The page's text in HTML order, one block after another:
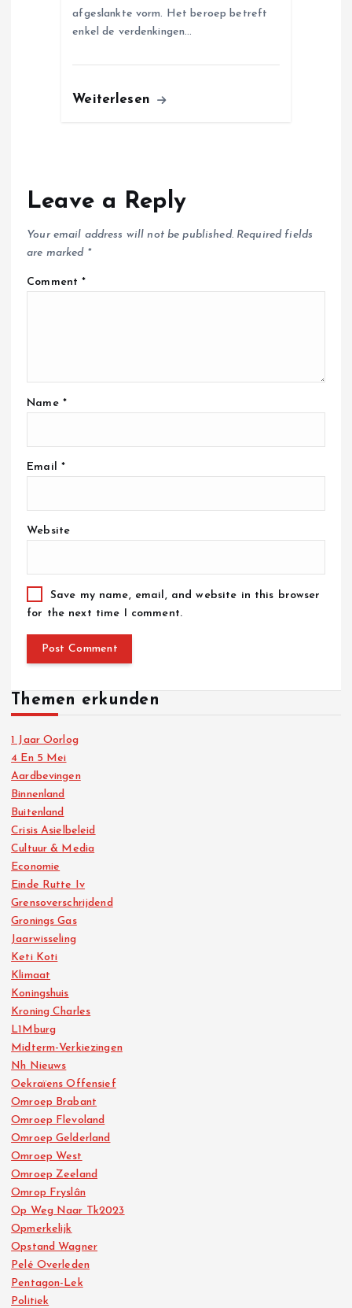
afgeslankte vorm. Het beroep betreft
enkel de verdenkingen…
Weiterlesen
Leave a Reply
Your email address will not be published. Required fields
are marked *
Comment*
Name *
Email *
Website
Save my name, email, and website in this browser
for the next time I comment.
Themen erkunden
1 Jaar Oorlog
4 En 5 Mei
Aardbevingen
Binnenland
Buitenland
Crisis Asielbeleid
Cultuur & Media
Economie
Einde Rutte Iv
Grensoverschrijdend
Gronings Gas
Jaarwisseling
Keti Koti
Klimaat
Koningshuis
Kroning Charles
L1Mburg
Midterm-Verkiezingen
Nh Nieuws
Oekraïens Offensief
Omroep Brabant
Omroep Flevoland
Omroep Gelderland
Omroep West
Omroep Zeeland
Omrop Fryslân
Op Weg Naar Tk2023
Opmerkelijk
Opstand Wagner
Pelé Overleden
Pentagon-Lek
Politiek